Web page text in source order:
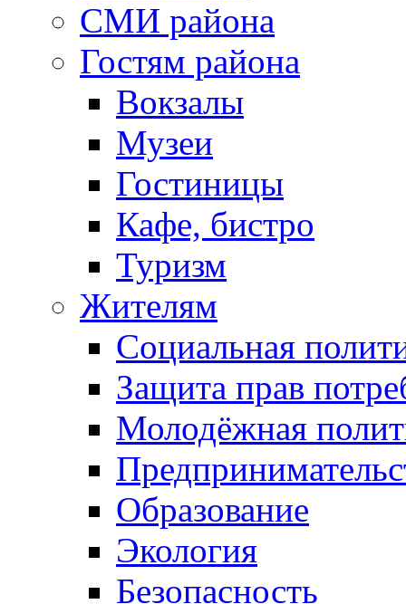
СМИ района
Гостям района
Вокзалы
Музеи
Гостиницы
Кафе, бистро
Туризм
Жителям
Социальная
Защита прав
Молодёжная
Образование
Экология
Безопасность